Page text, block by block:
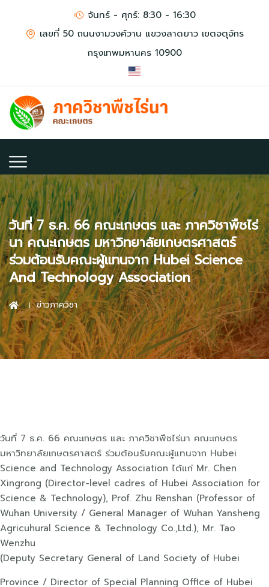
จันทร์ - ศุกร์: 8:30 - 16:30
เลขที่ 50 ถนนงามวงศ์วาน แขวงลาดยาว เขตจตุจักร
กรุงเทพมหานคร 10900
วันที่ 7 ธ.ค. 66 คณะเกษตร และ ภาควิชาพืชไร่
นา คณะเกษตร มหาวิทยาลัยเกษตรศาสตร์
ร่วมต้อนรับคณะผู้แทนจาก Hubei Science
And Technology Association
ข่าวภาควิชา
วันที่ 7 ธ.ค. 66 คณะเกษตร และ ภาควิชาพืชไร่นา คณะเกษตร
มหาวิทยาลัยเกษตรศาสตร์ ร่วมต้อนรับคณะผู้แทนจาก Hubei
Science and Technology Association ได้แก่ Mr. Chen
Xingrong (Director-level cadres of Hubei Association for
Science & Technology), Prof. Zhu Renshan (Professor of
Wuhan University / General Manager of Wuhan Yansheng
Agricuhural Science & Technology Co.,Ltd.), Mr. Tao
Wenzhu
(Deputy Secretary General of Land Society of Hubei
Province / Director of Special Planning Offlce of Hubei